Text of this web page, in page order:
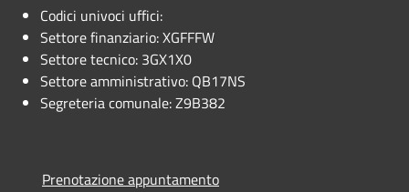
Codici univoci uffici:
Settore finanziario: XGFFFW
Settore tecnico: 3GX1X0
Settore amministrativo: QB17NS
Segreteria comunale: Z9B382
Prenotazione appuntamento